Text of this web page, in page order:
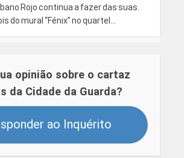
Rojo continua a fazer das suas.
do mural “Fénix” no quartel...
opinião sobre o cartaz
da Cidade da Guarda?
ao Inquérito